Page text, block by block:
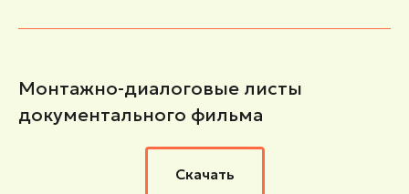
Монтажно-диалоговые листы
документального фильма
Скачать